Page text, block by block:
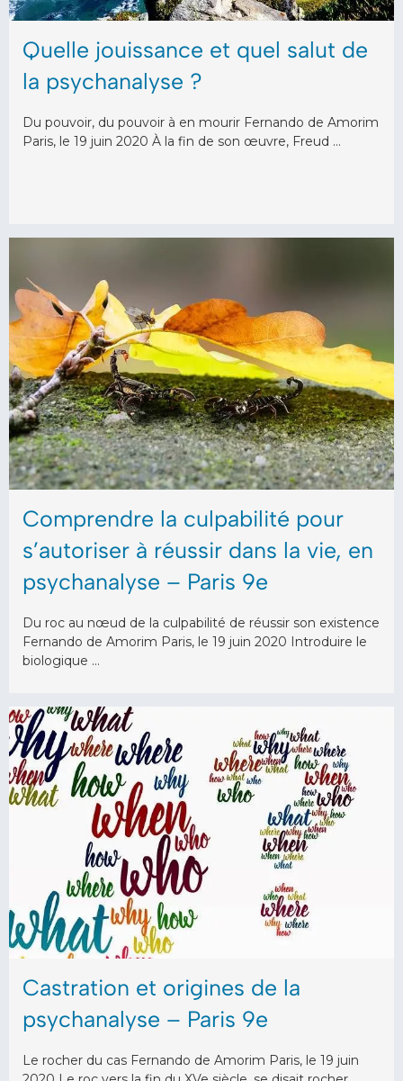
Quelle jouissance et quel salut de
la psychanalyse ?
Du pouvoir, du pouvoir à en mourir Fernando de Amorim
Paris, le 19 juin 2020 À la fin de son œuvre, Freud …
Comprendre la culpabilité pour
s’autoriser à réussir dans la vie, en
psychanalyse – Paris 9e
Du roc au nœud de la culpabilité de réussir son existence
Fernando de Amorim Paris, le 19 juin 2020 Introduire le
biologique …
Castration et origines de la
psychanalyse – Paris 9e
Le rocher du cas Fernando de Amorim Paris, le 19 juin